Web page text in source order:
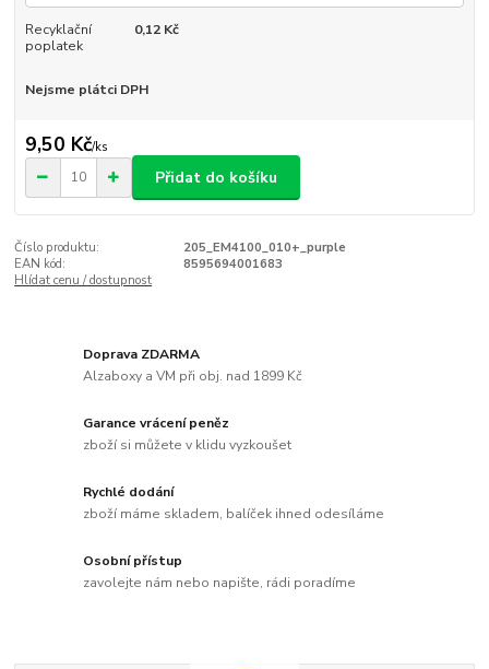
Recyklační
poplatek
0,12 Kč
Nejsme plátci DPH
9,50 Kč/ks
Přidat do košíku
Číslo produktu:
205_EM4100_010+_purple
EAN kód:
8595694001683
Hlídat cenu / dostupnost
Doprava ZDARMA
Alzaboxy a VM při obj. nad 1899 Kč
Garance vrácení peněz
zboží si můžete v klidu vyzkoušet
Rychlé dodání
zboží máme skladem, balíček ihned odesíláme
Osobní přístup
zavolejte nám nebo napište, rádi poradíme